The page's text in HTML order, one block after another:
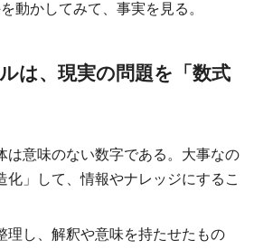
動かしてみて、事実を見る。
は、現実の問題を「数式
は意味のない数字である。大事なの
化」して、情報やナレッジにするこ
理し、解釈や意味を持たせたもの